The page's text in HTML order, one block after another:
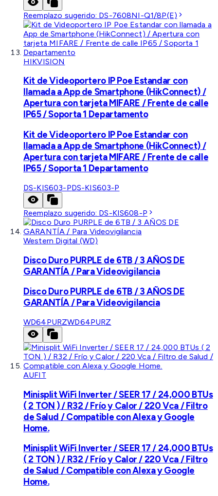
Reemplazo sugerido: DS-7608NI-Q1/8P(E)
HIKVISION
Kit de Videoportero IP Poe Estandar con
llamada a App de Smartphone (HikConnect) /
Apertura con tarjeta MIFARE / Frente de calle
IP65 / Soporta 1 Departamento
Kit de Videoportero IP Poe Estandar con
llamada a App de Smartphone (HikConnect) /
Apertura con tarjeta MIFARE / Frente de calle
IP65 / Soporta 1 Departamento
DS-KIS603-PDS-KIS603-P
Reemplazo sugerido: DS-KIS608-P
Western Digital (WD)
Disco Duro PURPLE de 6TB / 3 AÑOS DE
GARANTÍA / Para Videovigilancia
Disco Duro PURPLE de 6TB / 3 AÑOS DE
GARANTÍA / Para Videovigilancia
WD64PURZWD64PURZ
AUFIT
Minisplit WiFi Inverter / SEER 17 / 24,000 BTUs
( 2 TON ) / R32 / Frío y Calor / 220 Vca / Filtro
de Salud / Compatible con Alexa y Google
Home.
Minisplit WiFi Inverter / SEER 17 / 24,000 BTUs
( 2 TON ) / R32 / Frío y Calor / 220 Vca / Filtro
de Salud / Compatible con Alexa y Google
Home.